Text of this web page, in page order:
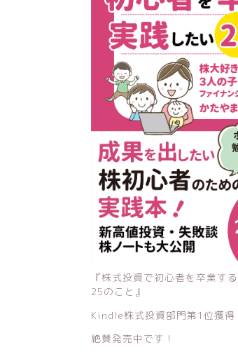
『株式投資で初心者を卒業す
25のこと』
Kindle株式投資部門第1位獲得
絶賛発売中です！